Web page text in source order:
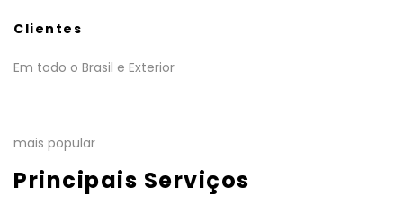
Clientes
Em todo o Brasil e Exterior
mais popular
Principais Serviços